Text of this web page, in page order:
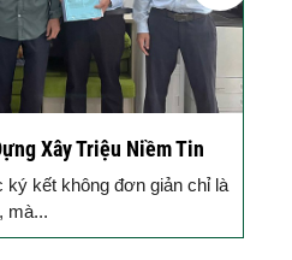
Đầu Vững Chắc, An Tâm
động thổ là thêm một viên
tin của Quý...